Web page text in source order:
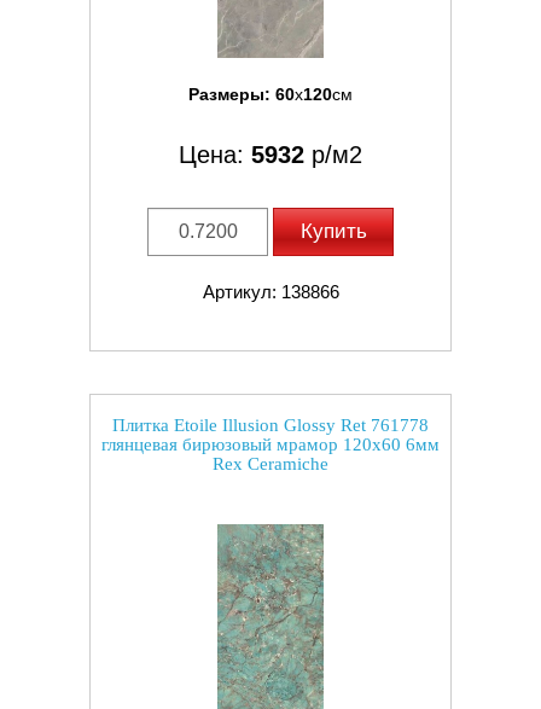
Размеры: 60x120см
Цена: 5932 р/м2
Купить
Артикул: 138866
Плитка Etoile Illusion Glossy Ret 761778
глянцевая бирюзовый мрамор 120x60 6мм
Rex Ceramiche